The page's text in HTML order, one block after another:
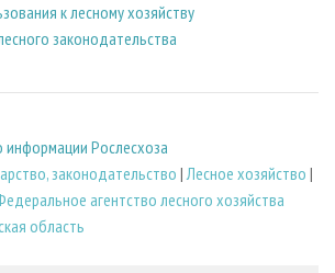
к лесному хозяйству
законодательства
информации Рослесхоза
законодательство | Лесное хозяйство |
агентство лесного хозяйства
область